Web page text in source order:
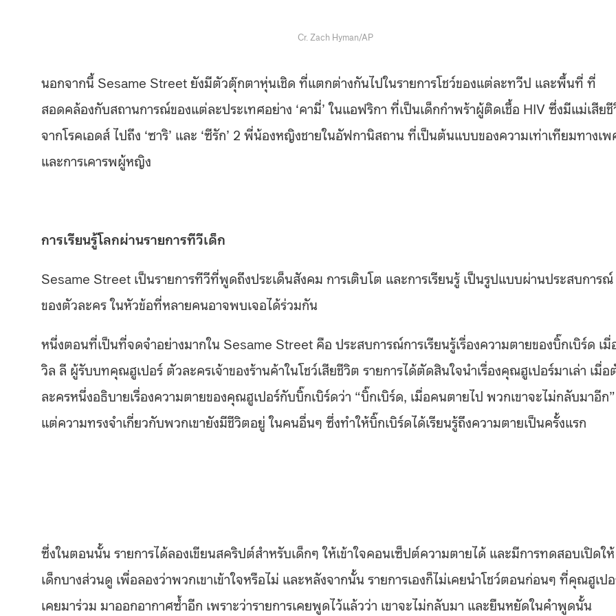
Cr. Zach Hyman/AP
นอกจากนี้ Sesame Street ยังมีตัวตุ๊กตาหุ่นเชิด ที่แตกต่างกันไปในรายการโชว์ของแต่ละทวีป และพื้นที่ ที่
สอดคล้องกับสถานการณ์ของแต่ละประเทศอย่าง ‘คามี่’ ในแอฟริกา ที่เป็นเด็กกำพร้าผู้ติดเชื้อ HIV ซึ่งมีแม่เสีย
จากโรคเอดส์ ไปถึง ‘ซาริ’ และ ‘ซีรัก’ 2 พี่น้องหญิงชายในอัฟกานิสถาน ที่เป็นต้นแบบของความเท่าเทียมทางเพ
และการเคารพผู้หญิง
การเรียนรู้โลกผ่านรายการทีวีเด็ก
Sesame Street เป็นรายการทีวีที่พูดถึงประเด็นสังคม การเติบโต และการเรียนรู้ เป็นรูปแบบผ่านประสบการณ์
ของตัวละคร ในหัวข้อที่หลายคนอาจพบเจอได้ร่วมกัน
หนึ่งตอนที่เป็นที่จดจำอย่างมากใน Sesame Street คือ ประสบการณ์การเรียนรู้เรื่องความตายของบิ๊กเบิร์ด เมื่
วิล ลี ผู้รับบทคุณฮูเปอร์ ตัวละครเจ้าของร้านค้าในโชว์เสียชีวิต รายการได้ตัดสินใจนำเรื่องคุณฮูเปอร์มาเล่า เมื่อ
ละครหนึ่งอธิบายเรื่องความตายของคุณฮูเปอร์กับบิ๊กเบิร์ดว่า “บิ๊กเบิร์ด, เมื่อคนตายไป พวกเขาจะไม่กลับมาอีก”
แต่ความทรงจำเกี่ยวกับพวกเขายังมีชีวิตอยู่ ในคนอื่นๆ ซึ่งทำให้บิ๊กเบิร์ดได้เรียนรู้ถึงความตายเป็นครั้งแรก
ซึ่งในตอนนั้น รายการได้ลองเขียนสคริปต์สำหรับเด็กๆ ให้เข้าใจคอนเซ็ปต์ความตายได้ และมีการทดสอบเปิดให้
เด็กบางส่วนดู เพื่อลองว่าพวกเขาเข้าใจหรือไม่ และหลังจากนั้น รายการเองก็ไม่เคยนำโชว์ตอนก่อนๆ ที่คุณฮูเป
เคยมาร่วม มาออกอากาศซ้ำอีก เพราะว่ารายการเคยพูดไว้แล้วว่า เขาจะไม่กลับมา และยืนหยัดในคำพูดนั้น